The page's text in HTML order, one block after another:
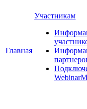
Главная
Участникам